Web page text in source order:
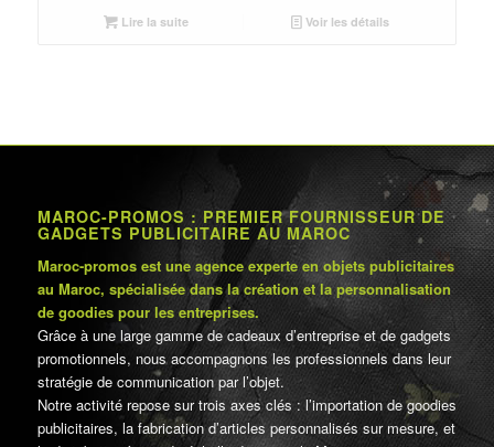
Lire la suite Voir les détails
MAROC-PROMOS : PREMIER FOURNISSEUR DE
GADGETS PUBLICITAIRE AU MAROC
Maroc-promos est une agence experte en objets publicitaires
au Maroc, spécialisée dans la création et la personnalisation
de goodies pour les entreprises.
Grâce à une large gamme de cadeaux d’entreprise et de gadgets
promotionnels, nous accompagnons les professionnels dans leur
stratégie de communication par l’objet.
Notre activité repose sur trois axes clés : l’importation de goodies
publicitaires, la fabrication d’articles personnalisés sur mesure, et